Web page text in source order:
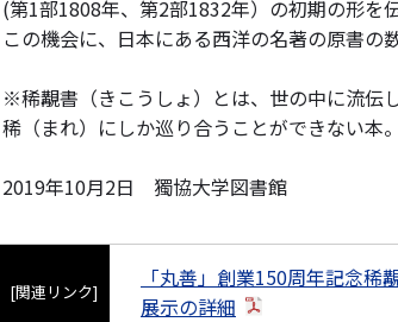
(第1部1808年、第2部1832年）の初期の形を
この機会に、日本にある西洋の名著の原書の
※稀覯書（きこうしょ）とは、世の中に流伝
稀（まれ）にしか巡り合うことができない本。
2019年10月2日 獨協大学図書館
[関連リンク]
「丸善」創業150周年記念
展示の詳細